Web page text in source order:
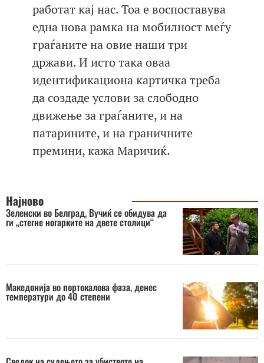
работат кај нас. Тоа е воспоставува
една нова рамка на мобилност меѓу
граѓаните на овие наши три
држави. И исто така оваа
идентификациона картичка треба
да создаде услови за слободно
движење за граѓаните, и на
патарините, и на граничните
премини, кажа Маричиќ.
Најново
Зеленски во Белград, Вучиќ се обидува да
ги „стегне ногарките на двете столици“
Македонија во портокалова фаза, денес
температури до 40 степени